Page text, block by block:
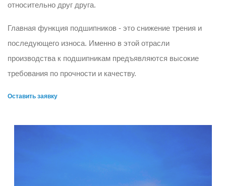
относительно друг друга.
Главная функция подшипников - это снижение трения и
последующего износа. Именно в этой отрасли
производства к подшипникам предъявляются высокие
требования по прочности и качеству.
Оставить заявку